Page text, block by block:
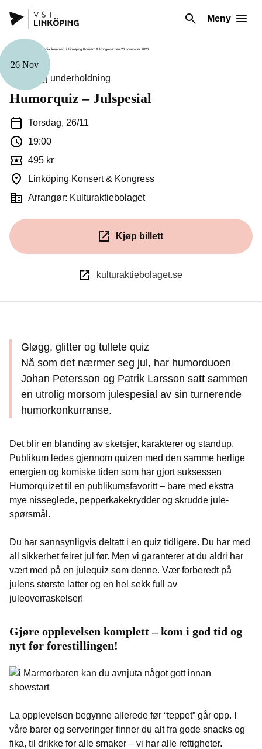
Meny
26 Nov
Teater og underholdning
Humorquiz – Julspesial
Torsdag, 26/11
19:00
495 kr
Linköping Konsert & Kongress
Arrangør: Kulturaktiebolaget
Kjøp billett
(Åpnes i et nytt vindu)
kulturaktiebolaget.se
Gløgg, glitter og tullete quiz
Nå som det nærmer seg jul, har humorduoen
Johan Petersson og Patrik Larsson satt sammen
en utrolig morsom julespesial av sin turnerende
humorkonkurranse.
Det blir en blanding av sketsjer, karakterer og standup.
Publikum ledes gjennom quizen med den samme herlige
energien og komiske tiden som har gjort suksessen
Humorquizet til en publikumsfavoritt – bare med ekstra
mye nisseglede, pepperkakekrydder og skrudde jule­
spørsmål.
Du har sannsynligvis deltatt i en quiz tidligere. Du har med
all sikkerhet feiret jul før. Men vi garanterer at du aldri har
vært med på en julequiz som denne. Vær forberedt på
julens største latter og en hel sekk full av
juleoverraskelser!
Gjøre opplevelsen komplett – kom i god tid og
nyt før forestillingen!
La opplevelsen begynne allerede før “teppet” går opp. I
våre barer og serveringer finner du alt fra gode snacks og
fika, til drikke for alle smaker – vi har alle rettigheter.